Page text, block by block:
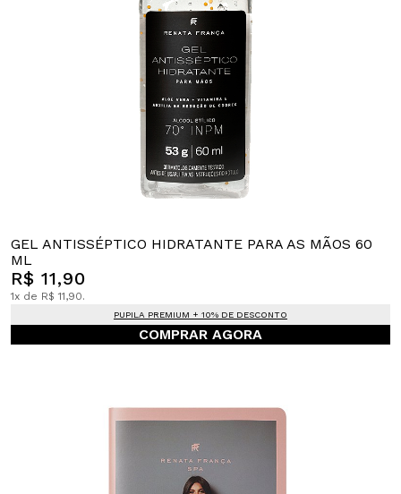
GEL ANTISSÉPTICO HIDRATANTE PARA AS MÃOS 60
ML
R$ 11,90
1x de R$ 11,90.
PUPILA PREMIUM + 10% DE DESCONTO
COMPRAR AGORA